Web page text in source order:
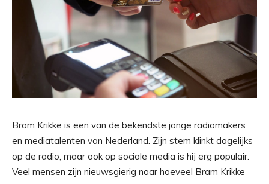
Bram Krikke is een van de bekendste jonge radiomakers
en mediatalenten van Nederland. Zijn stem klinkt dagelijks
op de radio, maar ook op sociale media is hij erg populair.
Veel mensen zijn nieuwsgierig naar hoeveel Bram Krikke